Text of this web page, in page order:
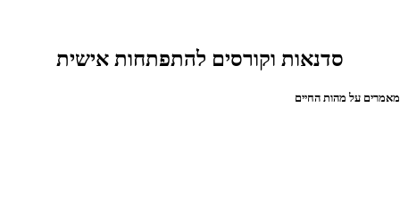
סדנאות וקורסים להתפתחות אישית
על מהות החיים